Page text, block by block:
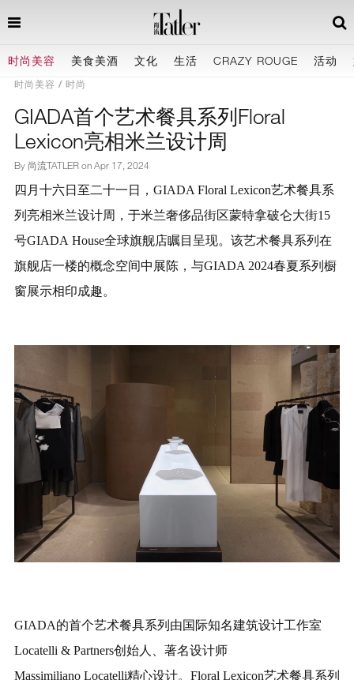
时尚美容 美食美酒 文化 生活 CRAZY ROUGE 活动
时尚美容 时尚
GIADA首个艺术餐具系列Floral
Lexicon亮相米兰设计周
By 尚流TATLER onApr 17, 2024
四月十六日至二十一日，GIADA Floral Lexicon艺术餐具系
列亮相米兰设计周，于米兰奢侈品街区蒙特拿破仑大街15
号GIADA House全球旗舰店瞩目呈现。该艺术餐具系列在
旗舰店一楼的概念空间中展陈，与GIADA 2024春夏系列橱
窗展示相印成趣。
GIADA的首个艺术餐具系列由国际知名建筑设计工作室
Locatelli & Partners创始人、著名设计师
Massimiliano Locatelli精心设计。Floral Lexicon艺术餐具系列